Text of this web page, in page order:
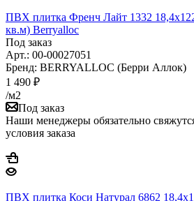
ПВХ плитка Френч Лайт 1332
кв.м) Berryalloс
Под заказ
Арт.: 00-00027051
Бренд: BERRYALLOC (Берри Аллок)
1 490 ₽
/м2
Под заказ
Наши менеджеры обязательно
условия заказа
ПВХ плитка Коси Натурал 6862